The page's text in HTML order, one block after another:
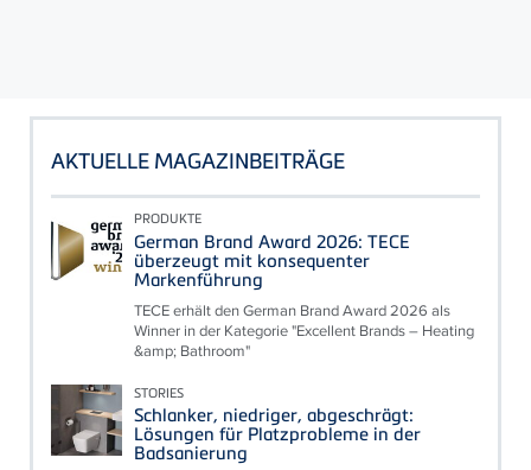
AKTUELLE MAGAZINBEITRÄGE
PRODUKTE
German Brand Award 2026: TECE
überzeugt mit konsequenter
Markenführung
TECE erhält den German Brand Award 2026 als
Winner in der Kategorie "Excellent Brands – Heating
&amp; Bathroom"
STORIES
Schlanker, niedriger, abgeschrägt:
Lösungen für Platzprobleme in der
Badsanierung